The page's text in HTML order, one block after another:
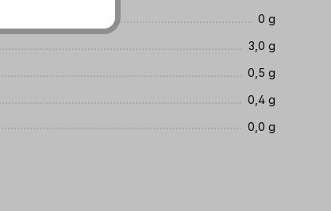
0 g
3,0 g
0,5 g
0,4 g
0,0 g